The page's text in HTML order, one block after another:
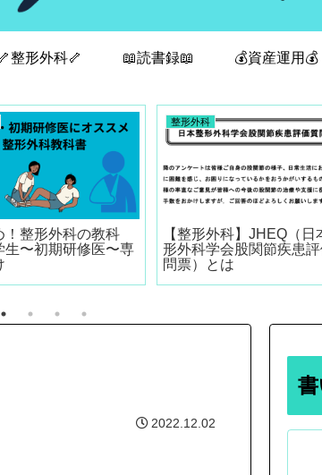
整形外科🦴 📖読書録📖 💰資産運用💰
！整形外科の教科
〜初期研修医〜専
整形外科
【整形外科】JHEQ（日
形外科学会股関節疾患
問票）とは
2022.12.02